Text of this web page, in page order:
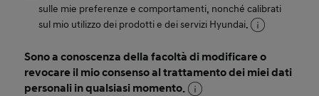
sulle mie preferenze e comportamenti, nonché calibrati
sul mio utilizzo dei prodotti e dei servizi Hyundai.
Sono a conoscenza della facoltà di modificare o
revocare il mio consenso al trattamento dei miei dati
personali in qualsiasi momento.